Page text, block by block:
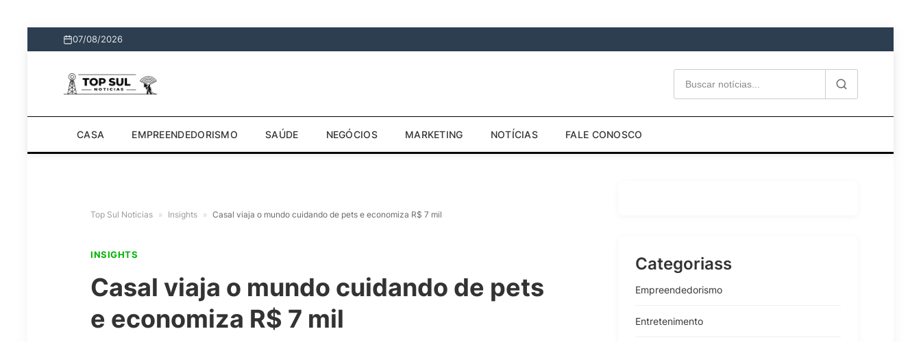
07/08/2026
CASA EMPREENDEDORISMO SAÚDE NEGÓCIOS MARKETING NOTÍCIAS FALE CONOSCO
Top Sul Noticias » Insights » Casal viaja o mundo cuidando de pets e economiza R$ 7 mil
INSIGHTS
Casal viaja o mundo cuidando de pets
e economiza R$ 7 mil
Categoriass
Empreendedorismo
Entretenimento